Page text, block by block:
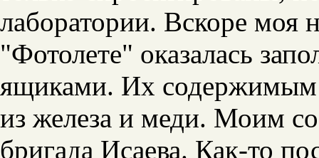
лаборатории. Вскоре моя
"Фотолете" оказалась
ящиками. Их содержимым
из железа и меди. Моим
бригада Исаева. Как-то